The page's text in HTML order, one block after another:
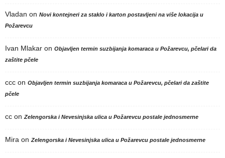
Vladan on Novi kontejneri za staklo i karton postavljeni na više lokacija u
Požarevcu
Ivan Mlakar on Objavljen termin suzbijanja komaraca u Požarevcu, pčelari da
zaštite pčele
ccc on Objavljen termin suzbijanja komaraca u Požarevcu, pčelari da zaštite
pčele
cc on Zelengorska i Nevesinjska ulica u Požarevcu postale jednosmerne
Mira on Zelengorska i Nevesinjska ulica u Požarevcu postale jednosmerne